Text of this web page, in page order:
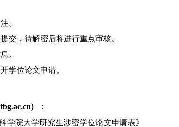
。
交，待解密后将进行重点审核。
。
学位论文申请。
）：
学院大学研究生涉密学位论文申请表》